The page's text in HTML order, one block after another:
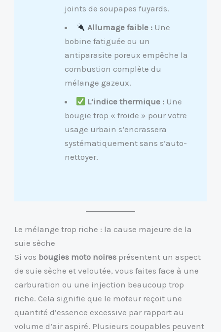
joints de soupapes fuyards.
Allumage faible : Une
bobine fatiguée ou un
antiparasite poreux empêche la
combustion complète du
mélange gazeux.
L’indice thermique : Une
bougie trop « froide » pour votre
usage urbain s’encrassera
systématiquement sans s’auto-
nettoyer.
Le mélange trop riche : la cause majeure de la
suie sèche
Si vos bougies moto noires présentent un aspect
de suie sèche et veloutée, vous faites face à une
carburation ou une injection beaucoup trop
riche. Cela signifie que le moteur reçoit une
quantité d’essence excessive par rapport au
volume d’air aspiré. Plusieurs coupables peuvent